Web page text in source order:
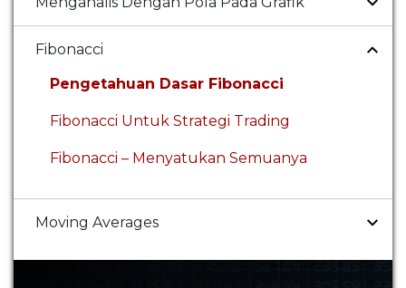
Fibonacci
Pengetahuan Dasar Fibonacci
Fibonacci Untuk Strategi Trading
Fibonacci – Menyatukan Semuanya
Moving Averages